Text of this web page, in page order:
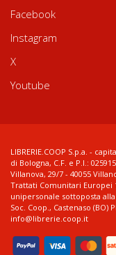
Facebook
Instagram
X
Youtube
LIBRERIE.COOP S.p.a. -
di Bologna, C.F. e P.I.:
Villanova, 29/7 - 40055
Trattati Comunitari Europei
unipersonale sottoposta
Soc. Coop., Castenaso
info@librerie.coop.it